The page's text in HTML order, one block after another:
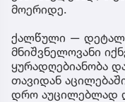
მოერიდე.
ქალწული —
მნიშვნელოვანი
ყურადღებიანობა
თავიდან
დრო აუცილებლად